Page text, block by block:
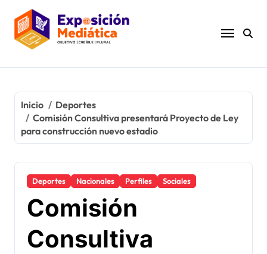
contenido
Inicio
Deportes
Comisión Consultiva presentará Proyecto de Ley
para construcción nuevo estadio
Deportes Nacionales Perfiles Sociales
Comisión
Consultiva